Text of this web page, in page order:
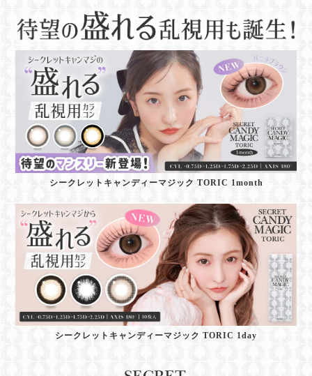
シークレットキャンディーマジック TORIC 1month
シークレットキャンディーマジック TORIC 1day